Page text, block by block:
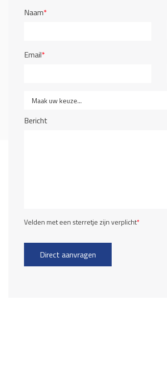
Naam*
Email*
Bericht
Velden met een sterretje zijn verplicht*